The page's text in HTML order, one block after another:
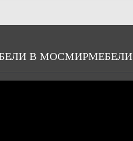
В МОСМИРМЕБЕЛИ